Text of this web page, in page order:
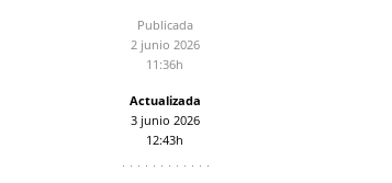
Publicada
2 junio 2026
11:36h
Actualizada
3 junio 2026
12:43h